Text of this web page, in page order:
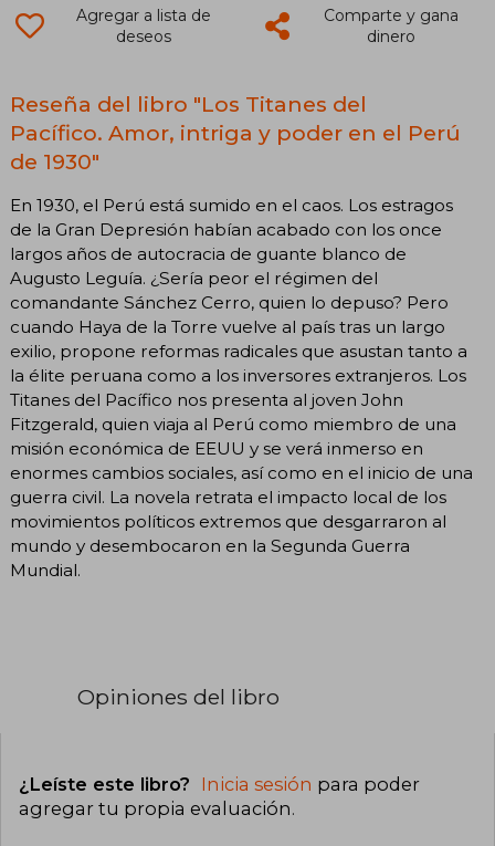
Agregar a lista de
deseos
Comparte y gana
dinero
Reseña del libro "Los Titanes del
Pacífico. Amor, intriga y poder en el Perú
de 1930"
En 1930, el Perú está sumido en el caos. Los estragos
de la Gran Depresión habían acabado con los once
largos años de autocracia de guante blanco de
Augusto Leguía. ¿Sería peor el régimen del
comandante Sánchez Cerro, quien lo depuso? Pero
cuando Haya de la Torre vuelve al país tras un largo
exilio, propone reformas radicales que asustan tanto a
la élite peruana como a los inversores extranjeros. Los
Titanes del Pacífico nos presenta al joven John
Fitzgerald, quien viaja al Perú como miembro de una
misión económica de EEUU y se verá inmerso en
enormes cambios sociales, así como en el inicio de una
guerra civil. La novela retrata el impacto local de los
movimientos políticos extremos que desgarraron al
mundo y desembocaron en la Segunda Guerra
Mundial.
Opiniones del libro
¿Leíste este libro? Inicia sesión para poder
agregar tu propia evaluación.